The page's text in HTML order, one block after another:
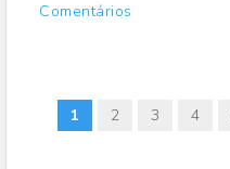
Comentários
1 2 3 4